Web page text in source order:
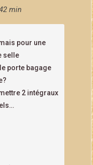
min
pour une
selle
porte bagage
2 intégraux